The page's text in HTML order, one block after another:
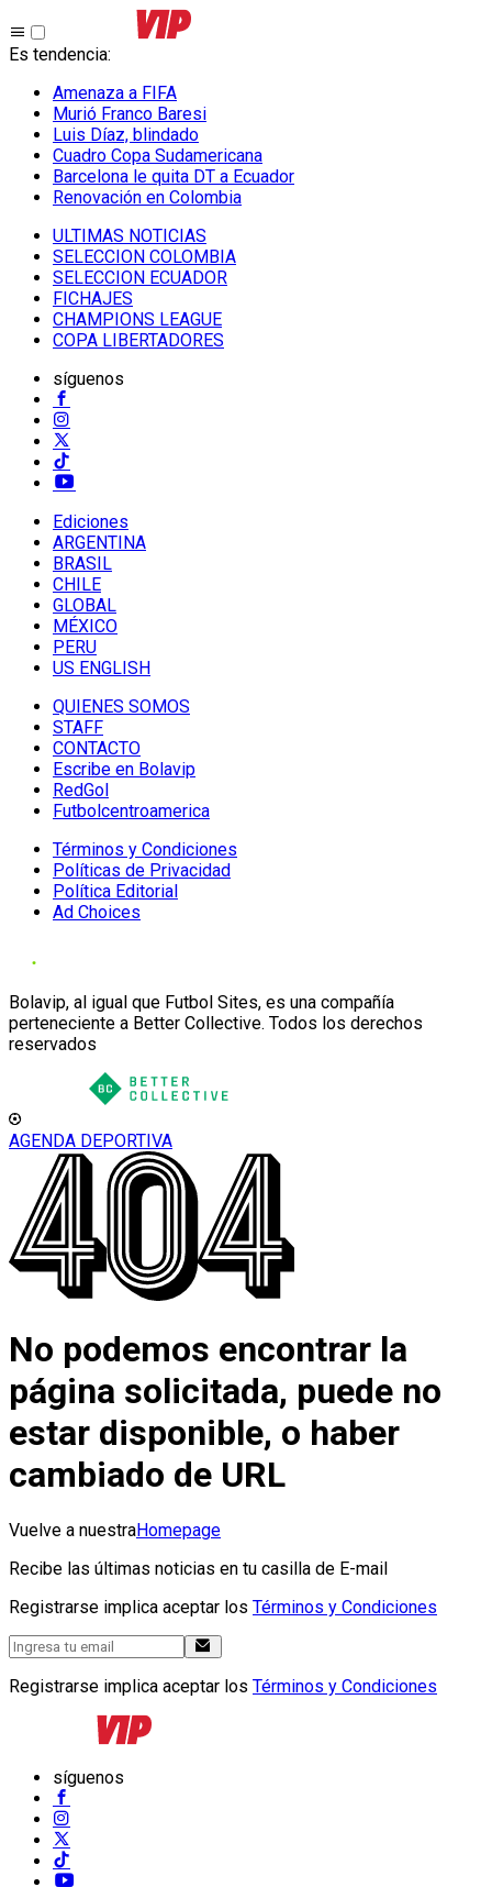
Es tendencia:
Amenaza a FIFA
Murió Franco Baresi
Luis Díaz, blindado
Cuadro Copa Sudamericana
Barcelona le quita DT a Ecuador
Renovación en Colombia
ULTIMAS NOTICIAS
SELECCION COLOMBIA
SELECCION ECUADOR
FICHAJES
CHAMPIONS LEAGUE
COPA LIBERTADORES
síguenos
Ediciones
ARGENTINA
BRASIL
CHILE
GLOBAL
MÉXICO
PERU
US ENGLISH
QUIENES SOMOS
STAFF
CONTACTO
Escribe en Bolavip
RedGol
Futbolcentroamerica
Términos y Condiciones
Políticas de Privacidad
Política Editorial
Ad Choices
Bolavip, al igual que Futbol Sites, es una compañía
perteneciente a Better Collective. Todos los derechos
reservados
AGENDA DEPORTIVA
No podemos encontrar la
página solicitada, puede no
estar disponible, o haber
cambiado de URL
Vuelve a nuestraHomepage
Recibe las últimas noticias en tu casilla de E-mail
Registrarse implica aceptar los Términos y Condiciones
Registrarse implica aceptar los Términos y Condiciones
síguenos